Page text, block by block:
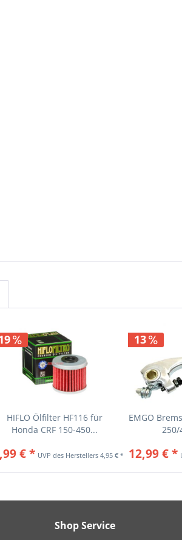
HIFLO Ölfilter HF116 für
Honda CRF 150-450...
€ * 4,95 € *
13
EMGO
250/
12,99 € *
Shop Service